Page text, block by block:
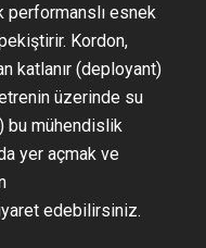
performanslı esnek
Kordon,
katlanır (deployant)
üzerinde su
bu mühendislik
yer açmak ve
edebilirsiniz.